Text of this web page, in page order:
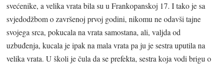
svećenike, a velika vrata bila su u Frankopanskoj 17. I tako je sa
svjedodžbom o završenoj prvoj godini, nikomu ne odavši tajne
svojega srca, pokucala na vrata samostana, ali, valjda od
uzbuđenja, kucala je ipak na mala vrata pa ju je sestra uputila na
velika vrata. U školi je čula da se prefekta, sestra koja vodi brigu o